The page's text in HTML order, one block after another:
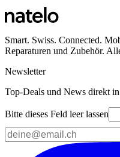
Smart. Swiss. Connected.
Reparaturen und Zubehör.
Newsletter
Top-Deals und News direkt
Bitte dieses Feld leer lassen